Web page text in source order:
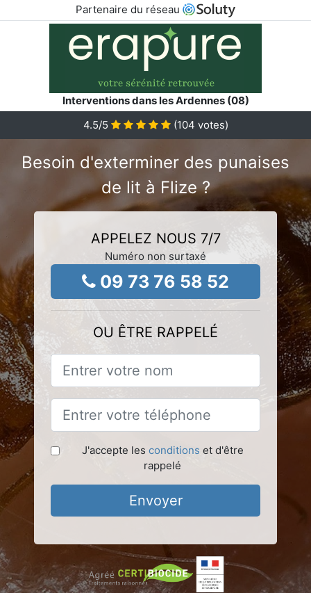
Partenaire du réseau
Interventions dans les Ardennes (08)
4.5/5 (104 votes)
Besoin d'exterminer des punaises
de lit à Flize ?
APPELEZ NOUS 7/7
Numéro non surtaxé
09 73 76 58 52
OU ÊTRE RAPPELÉ
J'accepte les conditions et d'être
rappelé
Envoyer